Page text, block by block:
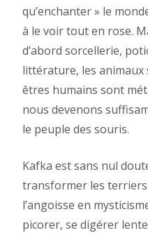
qu’enchanter » le
à le voir tout en rose.
d’abord sorcellerie,
littérature, les animaux
êtres humains sont
nous devenons
le peuple des souris.
Kafka est sans nul
transformer les
l’angoisse en
picorer, se digérer